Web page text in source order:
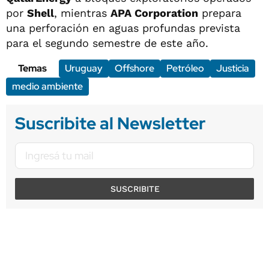
por Shell, mientras APA Corporation prepara
una perforación en aguas profundas prevista
para el segundo semestre de este año.
Temas
Uruguay Offshore Petróleo
Justicia
medio ambiente
Suscribite al Newsletter
SUSCRIBITE